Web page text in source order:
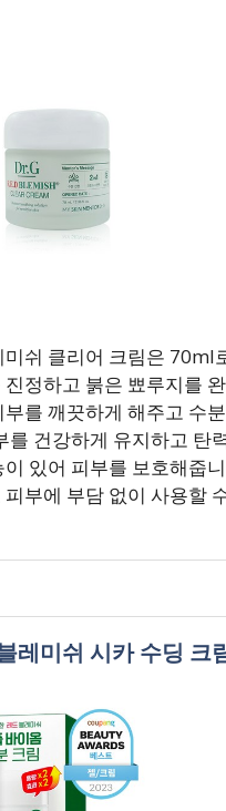
쉬 클리어 크림은 70ml
정하고 붉은 뾰루지를
를 깨끗하게 해주고 수
를 건강하게 유지하고 탄
있어 피부를 보호해줍
부에 부담 없이 사용할
레미쉬 시카 수딩 크